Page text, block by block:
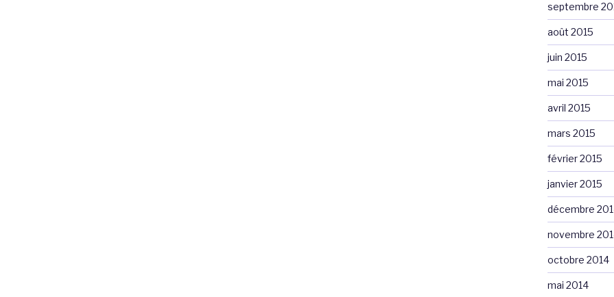
septembre
août 2015
juin 2015
mai 2015
avril 2015
mars 2015
février 2015
janvier 2015
décembre
novembre
octobre 2014
mai 2014